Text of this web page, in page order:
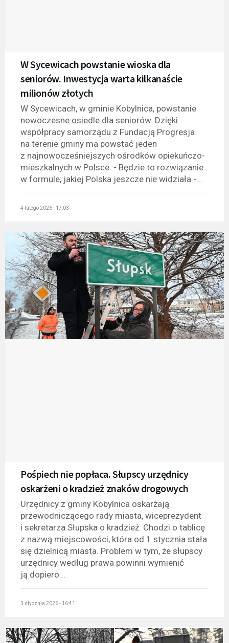
W Sycewicach powstanie wioska dla
seniorów. Inwestycja warta kilkanaście
milionów złotych
W Sycewicach, w gminie Kobylnica, powstanie
nowoczesne osiedle dla seniorów. Dzięki
współpracy samorządu z Fundacją Progresja
na terenie gminy ma powstać jeden
z najnowocześniejszych ośrodków opiekuńczo-
mieszkalnych w Polsce. - Będzie to rozwiązanie
w formule, jakiej Polska jeszcze nie widziała -...
4 lutego 2026 - 17:03
Pośpiech nie popłaca. Słupscy urzędnicy
oskarżeni o kradzież znaków drogowych
Urzędnicy z gminy Kobylnica oskarżają
przewodniczącego rady miasta, wiceprezydent
i sekretarza Słupska o kradzież. Chodzi o tablicę
z nazwą miejscowości, która od 1 stycznia stała
się dzielnicą miasta. Problem w tym, że słupscy
urzędnicy według prawa powinni wymienić
ją dopiero...
3 stycznia 2026 - 16:41